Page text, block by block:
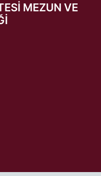
MEZUN VE